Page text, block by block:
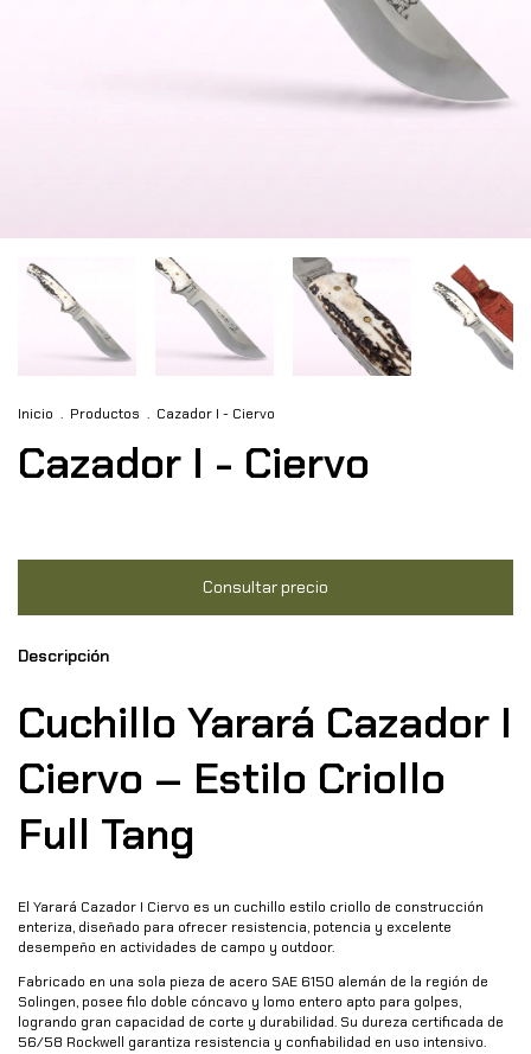
Inicio . Productos . Cazador I - Ciervo
Cazador I - Ciervo
Descripción
Cuchillo Yarará Cazador I
Ciervo – Estilo Criollo
Full Tang
El Yarará Cazador I Ciervo es un cuchillo estilo criollo de construcción
enteriza, diseñado para ofrecer resistencia, potencia y excelente
desempeño en actividades de campo y outdoor.
Fabricado en una sola pieza de acero SAE 6150 alemán de la región de
Solingen, posee filo doble cóncavo y lomo entero apto para golpes,
logrando gran capacidad de corte y durabilidad. Su dureza certificada de
56/58 Rockwell garantiza resistencia y confiabilidad en uso intensivo.